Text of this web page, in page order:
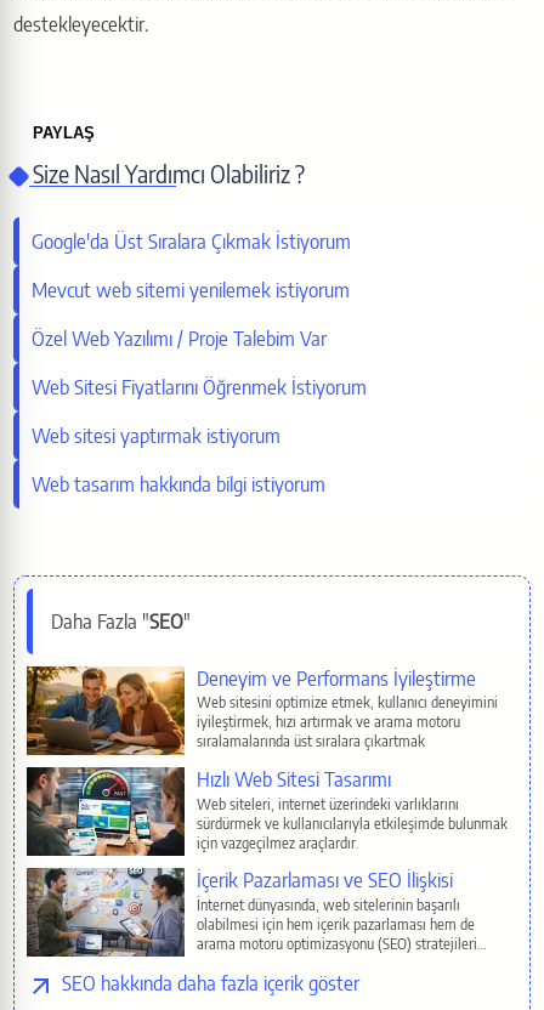
destekleyecektir.
PAYLAŞ
X (Twitter)
LinkedIn
WhatsApp
Reddit
Pinterest
E-Mail
Copy
Size Nasıl Yardımcı Olabiliriz ?
Google'da Üst Sıralara Çıkmak İstiyorum
Mevcut web sitemi yenilemek istiyorum
Özel Web Yazılımı / Proje Talebim Var
Web Sitesi Fiyatlarını Öğrenmek İstiyorum
Web sitesi yaptırmak istiyorum
Web tasarım hakkında bilgi istiyorum
Daha Fazla "SEO"
İlgili Sayfalar Deneyim ve Performans İyileştirme
Web sitesini optimize etmek, kullanıcı deneyimini
iyileştirmek, hızı artırmak ve arama motoru
sıralamalarında üst sıralara çıkartmak
Hızlı Web Sitesi Tasarımı
Web siteleri, internet üzerindeki varlıklarını
sürdürmek ve kullanıcılarıyla etkileşimde bulunmak
için vazgeçilmez araçlardır.
İçerik Pazarlaması ve SEO İlişkisi
İnternet dünyasında, web sitelerinin başarılı
olabilmesi için hem içerik pazarlaması hem de
arama motoru optimizasyonu (SEO) stratejileri
SEO